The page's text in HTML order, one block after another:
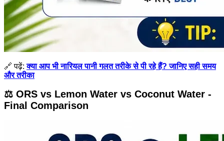
🔗 पढ़ें:क्या आप भी नारियल पानी गलत तरीके से पी रहे हैं? जानिए सही समय
और तरीका
⚖️ ORS vs Lemon Water vs Coconut Water -
Final Comparison